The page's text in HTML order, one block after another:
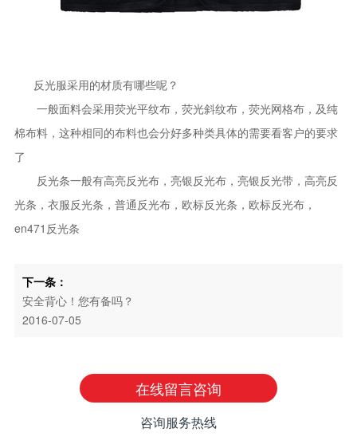
反光服采用的材质有哪些呢？
一般面料会采用荧光平纹布，荧光斜纹布，荧光网格布，及纯
棉布料，这种相同的布料也会分好多种类具体的需要看客户的要求
了
反光条一般有高亮反光布，亮银反光布，亮银反光带，高亮反
光条，衣服反光条，普通反光布，欧标反光条，欧标反光布，
en471反光条
下一条：
安全背心！您有备吗？
2016-07-05
在线留言咨询
咨询服务热线